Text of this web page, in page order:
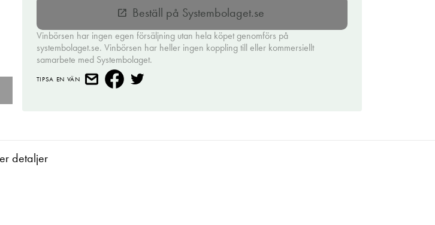
open_in_new Beställ på Systembolaget.se
Vinbörsen har ingen egen försäljning utan hela köpet genomförs på
systembolaget.se. Vinbörsen har heller ingen koppling till eller kommersiellt
samarbete med Systembolaget.
TIPSA EN VÄN
detaljer